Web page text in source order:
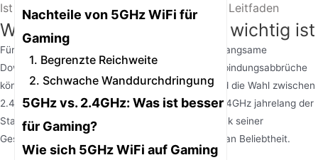
Ist 5GHz gut für Gaming? – Der ultimative Leitfaden
Nachteile von 5GHz WiFi für
Gaming
1. Begrenzte Reichweite
2. Schwache Wanddurchdringung
5GHz vs. 2.4GHz: Was ist besser
für Gaming?
Wie sich 5GHz WiFi auf Gaming
Warum Ihr WiFi für Gaming wichtig ist
Für Gamer zählt jede Millisekunde. Hohe Latenz, langsame
Download-Geschwindigkeiten oder plötzliche Verbindungsabbrüche
können Ihr Spielerlebnis ruinieren. Genau hier wird die Wahl zwischen
2.4GHz und 5GHz WiFi entscheidend. Während 2.4GHz jahrelang der
Standard war, gewinnt 5GHz WiFi bei Gamern dank seiner
Geschwindigkeit und Zuverlässigkeit zunehmend an Beliebtheit.